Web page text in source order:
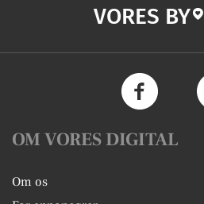
VORES BY
OM VORES DIGITAL
Om os